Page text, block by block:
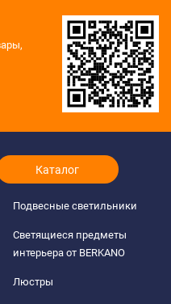
Каталог
Подвесные светильники
Светящиеся предметы
интерьера от BERKANO
Люстры